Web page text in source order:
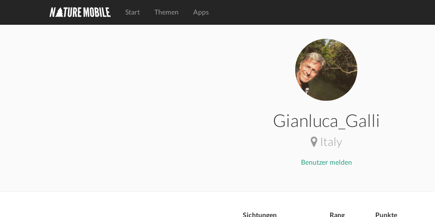
Start Themen Apps
Gianluca_Galli
Italy
Benutzer melden
Sichtungen Rang Punkte